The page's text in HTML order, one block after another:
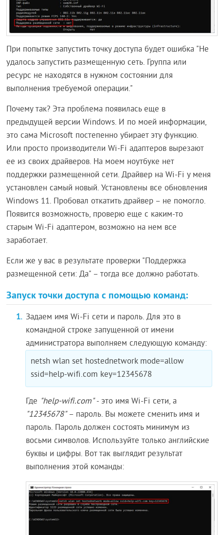
При попытке запустить точку доступа будет ошибка "Не
удалось запустить размещенную сеть. Группа или
ресурс не находятся в нужном состоянии для
выполнения требуемой операции."
Почему так? Эта проблема появилась еще в
предыдущей версии Windows. И по моей информации,
это сама Microsoft постепенно убирает эту функцию.
Или просто производители Wi-Fi адаптеров вырезают
ее из своих драйверов. На моем ноутбуке нет
поддержки размещенной сети. Драйвер на Wi-Fi у меня
установлен самый новый. Установлены все обновления
Windows 11. Пробовал откатить драйвер – не помогло.
Появится возможность, проверю еще с каким-то
старым Wi-Fi адаптером, возможно на нем все
заработает.
Если же у вас в результате проверки "Поддержка
размещенной сети: Да" – тогда все должно работать.
Запуск точки доступа с помощью команд:
Задаем имя Wi-Fi сети и пароль. Для это в
командной строке запущенной от имени
администратора выполняем следующую команду:
netsh wlan set hostednetwork mode=allow
ssid=help-wifi.com key=12345678
Где "help-wifi.com"- это имя Wi-Fi сети, а
"12345678"– пароль. Вы можете сменить имя и
пароль. Пароль должен состоять минимум из
восьми символов. Используйте только английские
буквы и цифры. Вот так выглядит результат
выполнения этой команды: